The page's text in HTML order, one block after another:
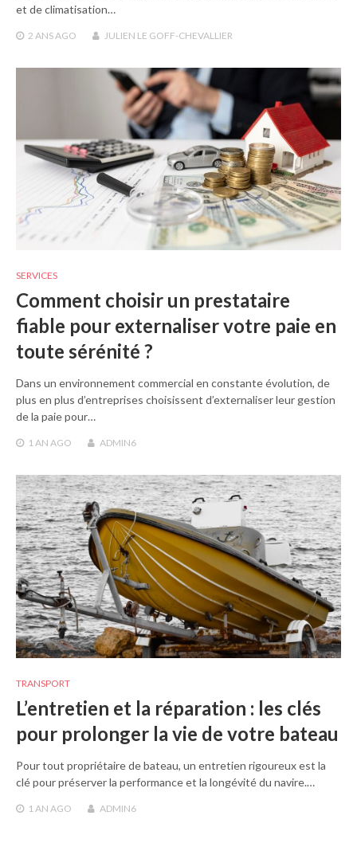
et de climatisation…
2 ANS AGO JULIEN LE GOFF-CHEVALLIER
SERVICES
Comment choisir un prestataire
fiable pour externaliser votre paie en
toute sérénité ?
Dans un environnement commercial en constante évolution, de
plus en plus d’entreprises choisissent d’externaliser leur gestion
de la paie pour…
1 AN AGO ADMIN6
TRANSPORT
L’entretien et la réparation : les clés
pour prolonger la vie de votre bateau
Pour tout propriétaire de bateau, un entretien rigoureux est la
clé pour préserver la performance et la longévité du navire.…
1 AN AGO ADMIN6